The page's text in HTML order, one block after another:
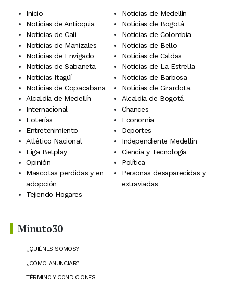
Inicio
Noticias de Medellín
Noticias de Antioquia
Noticias de Bogotá
Noticias de Cali
Noticias de Colombia
Noticias de Manizales
Noticias de Bello
Noticias de Envigado
Noticias de Caldas
Noticias de Sabaneta
Noticias de La Estrella
Noticias Itagüí
Noticias de Barbosa
Noticias de Copacabana
Noticias de Girardota
Alcaldía de Medellín
Alcaldía de Bogotá
Internacional
Chances
Loterías
Economía
Entretenimiento
Deportes
Atlético Nacional
Independiente Medellín
Liga Betplay
Ciencia y Tecnología
Opinión
Política
Mascotas perdidas y en
adopción
Personas desaparecidas y
extraviadas
Tejiendo Hogares
Minuto30
¿QUIÉNES SOMOS?
¿CÓMO ANUNCIAR?
TÉRMINO Y CONDICIONES